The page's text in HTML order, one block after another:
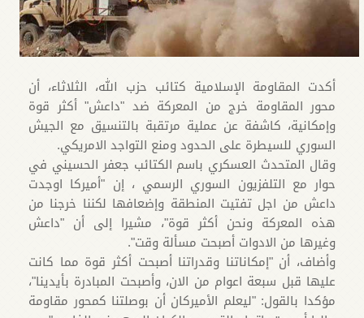
أكدت المقاومة الإسلامية كتائب حزب الله، الثلاثاء، أن
محور المقاومة خرج من المعركة ضد "داعش" أكثر قوة
وإمكانية، كاشفة عن عملية مرتقبة بالتنسيق مع الجيش
السوري للسيطرة على الحدود ومنع التواجد الامريكي.
وقال المتحدث العسكري باسم الكتائب جعفر الحسيني في
حوار مع التلفزيون السوري الرسمي ، إن "أميركا اوجدت
داعش من اجل تفتيت المنطقة وإضعافها لكننا خرجنا من
هذه المعركة ونحن أكثر قوة"، مشيرا إلى أن "داعش
وغيرها من الادوات أصبحت مسألة وقت".
وأضاف، أن "إمكاناتنا وقدراتنا أصبحت أكثر قوة مما كانت
عليها قبل سبعة اعوام من الان، وأصبحت المبادرة بأيدينا"،
مؤكدا بالقول: "ليعلم الأميركان أن بوصلتنا كمحور مقاومة